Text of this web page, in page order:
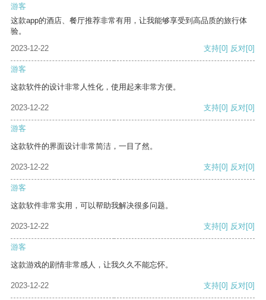
游客
这款app的酒店、餐厅推荐非常有用，让我能够享受到高品质的旅行体
验。
2023-12-22
支持[0] 反对[0]
游客
这款软件的设计非常人性化，使用起来非常方便。
2023-12-22 支持[0] 反对[0]
游客
这款软件的界面设计非常简洁，一目了然。
2023-12-22 支持[0] 反对[0]
游客
这款软件非常实用，可以帮助我解决很多问题。
2023-12-22 支持[0] 反对[0]
游客
这款游戏的剧情非常感人，让我久久不能忘怀。
2023-12-22 支持[0] 反对[0]